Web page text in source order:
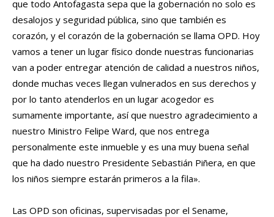
que todo Antofagasta sepa que la gobernación no solo es
desalojos y seguridad pública, sino que también es
corazón, y el corazón de la gobernación se llama OPD. Hoy
vamos a tener un lugar físico donde nuestras funcionarias
van a poder entregar atención de calidad a nuestros niños,
donde muchas veces llegan vulnerados en sus derechos y
por lo tanto atenderlos en un lugar acogedor es
sumamente importante, así que nuestro agradecimiento a
nuestro Ministro Felipe Ward, que nos entrega
personalmente este inmueble y es una muy buena señal
que ha dado nuestro Presidente Sebastián Piñera, en que
los niños siempre estarán primeros a la fila».
Las OPD son oficinas, supervisadas por el Sename,